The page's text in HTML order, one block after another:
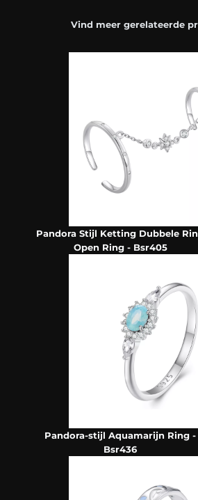
Vind meer gerelateerde
Pandora Stijl Ketting Dubbele
Open Ring - Bsr405
Pandora-stijl Aquamarijn Ring -
Bsr436